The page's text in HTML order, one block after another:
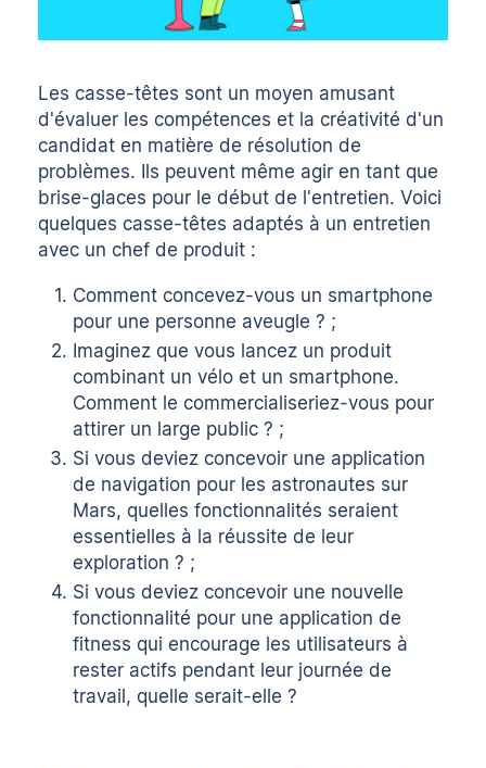
Les casse-têtes sont un moyen amusant
d'évaluer les compétences et la créativité d'un
candidat en matière de résolution de
problèmes. Ils peuvent même agir en tant que
brise-glaces pour le début de l'entretien. Voici
quelques casse-têtes adaptés à un entretien
avec un chef de produit :
Comment concevez-vous un smartphone
pour une personne aveugle ? ;
Imaginez que vous lancez un produit
combinant un vélo et un smartphone.
Comment le commercialiseriez-vous pour
attirer un large public ? ;
Si vous deviez concevoir une application
de navigation pour les astronautes sur
Mars, quelles fonctionnalités seraient
essentielles à la réussite de leur
exploration ? ;
Si vous deviez concevoir une nouvelle
fonctionnalité pour une application de
fitness qui encourage les utilisateurs à
rester actifs pendant leur journée de
travail, quelle serait-elle ?